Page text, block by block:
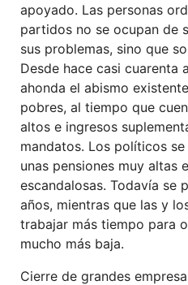
apoyado. Las personas
partidos no se ocupan de
sus problemas, sino que
Desde hace casi cuarenta
ahonda el abismo
pobres, al tiempo que
altos e ingresos
mandatos. Los políticos
unas pensiones muy altas
escandalosas. Todavía se
años, mientras que las y
trabajar más tiempo para
mucho más baja.
Cierre de grandes